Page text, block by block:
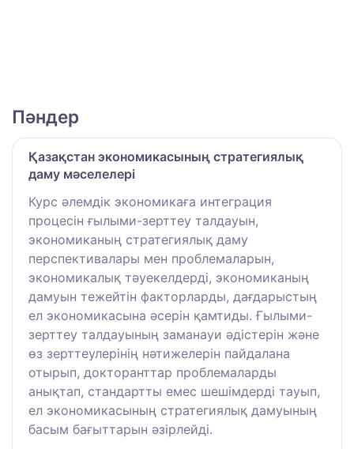
Пәндер
Қазақстан экономикасының стратегиялық
даму мәселелері
Курс әлемдік экономикаға интеграция
процесін ғылыми-зерттеу талдауын,
экономиканың стратегиялық даму
перспективалары мен проблемаларын,
экономикалық тәуекелдерді, экономиканың
дамуын тежейтін факторларды, дағдарыстың
ел экономикасына әсерін қамтиды. Ғылыми-
зерттеу талдауының заманауи әдістерін және
өз зерттеулерінің нәтижелерін пайдалана
отырып, докторанттар проблемаларды
анықтап, стандартты емес шешімдерді тауып,
ел экономикасының стратегиялық дамуының
басым бағыттарын әзірлейді.